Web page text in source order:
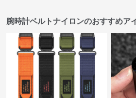
腕時計ベルトナイロンのおすすめア